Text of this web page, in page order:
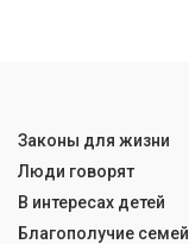
Законы для жизни
Люди говорят
В интересах детей
Благополучие семей